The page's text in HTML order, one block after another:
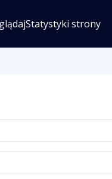
Statystyki strony